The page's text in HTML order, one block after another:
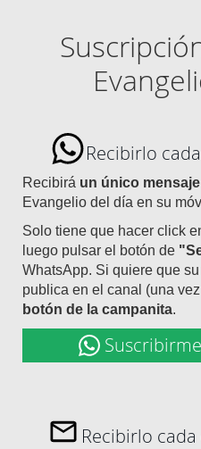
Recibirlo
Recibirá un único
Evangelio del día en su
Solo tiene que hacer click
luego pulsar el botón de
WhatsApp. Si quiere que
publica en el canal (una
botón de la campanita.
Recibirlo